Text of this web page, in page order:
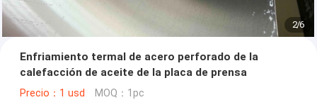
2/6
Enfriamiento termal de acero perforado de la
calefacción de aceite de la placa de prensa
Precio：1 usd MOQ：1pc